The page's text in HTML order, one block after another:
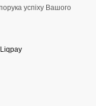
на
зменшує втому,
досвідченого
Поворотна стріла —
опор і господарських
прокладання
успіху Вашого